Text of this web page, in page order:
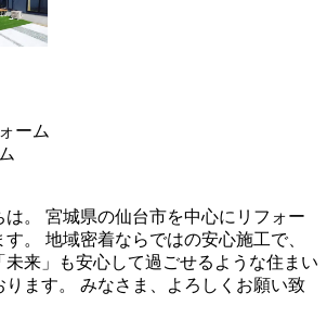
ーム
。 宮城県の仙台市を中心にリフォー
。 地域密着ならではの安心施工で、
未来」も安心して過ごせるような住まい
ます。 みなさま、よろしくお願い致